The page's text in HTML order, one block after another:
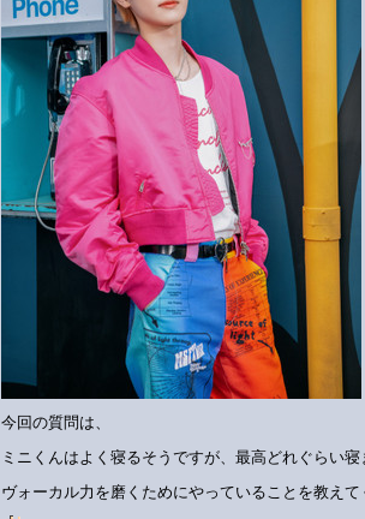
今回の質問は、
ミニくんはよく寝るそうですが、最高どれぐらい寝
ヴォーカル力を磨くためにやっていることを教えて